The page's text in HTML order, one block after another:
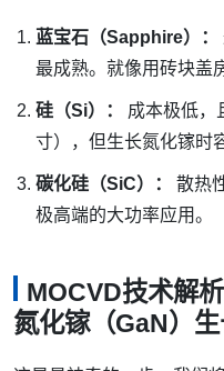
蓝宝石（Sapphire）：
最成熟。就像用砖块盖
硅（Si）：
成本极低，
寸），但生长氮化镓时
碳化硅（SiC）：
散热
极高端的大功率应用。
MOCVD技术解
氮化镓（GaN）